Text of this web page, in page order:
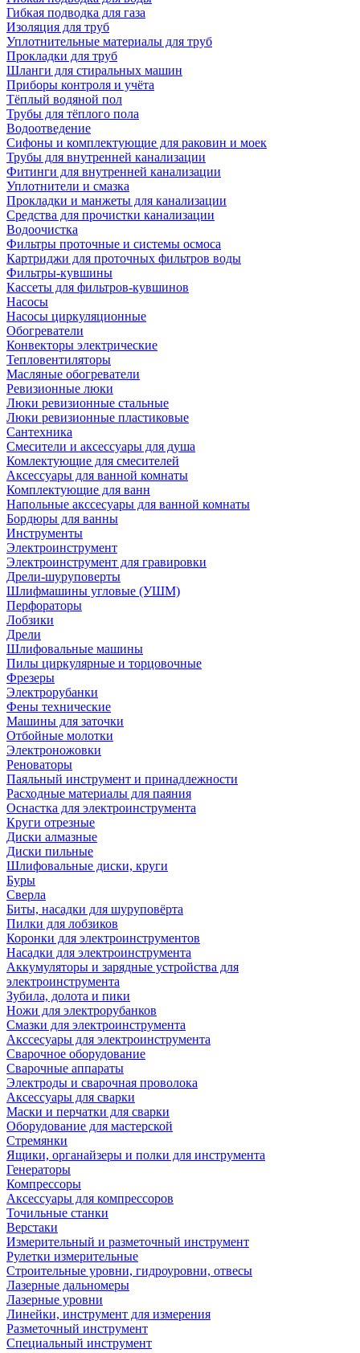
Гибкая подводка для газа
Изоляция для труб
Уплотнительные материалы для труб
Прокладки для труб
Шланги для стиральных машин
Приборы контроля и учёта
Тёплый водяной пол
Трубы для тёплого пола
Водоотведение
Сифоны и комплектующие для раковин и моек
Трубы для внутренней канализации
Фитинги для внутренней канализации
Уплотнители и смазка
Прокладки и манжеты для канализации
Средства для прочистки канализации
Водоочистка
Фильтры проточные и системы осмоса
Картриджи для проточных фильтров воды
Фильтры-кувшины
Кассеты для фильтров-кувшинов
Насосы
Насосы циркуляционные
Обогреватели
Конвекторы электрические
Тепловентиляторы
Масляные обогреватели
Ревизионные люки
Люки ревизионные стальные
Люки ревизионные пластиковые
Сантехника
Смесители и аксессуары для душа
Комлектующие для смесителей
Аксессуары для ванной комнаты
Комплектующие для ванн
Напольные акссесуары для ванной комнаты
Бордюры для ванны
Инструменты
Электроинструмент
Электроинструмент для гравировки
Дрели-шуруповерты
Шлифмашины угловые (УШМ)
Перфораторы
Лобзики
Дрели
Шлифовальные машины
Пилы циркулярные и торцовочные
Фрезеры
Электрорубанки
Фены технические
Машины для заточки
Отбойные молотки
Электроножовки
Реноваторы
Паяльный инструмент и принадлежности
Расходные материалы для паяния
Оснастка для электроинструмента
Круги отрезные
Диски алмазные
Диски пильные
Шлифовальные диски, круги
Буры
Сверла
Биты, насадки для шуруповёрта
Пилки для лобзиков
Коронки для электроинструментов
Насадки для электроинструмента
Аккумуляторы и зарядные устройства для
электроинструмента
Зубила, долота и пики
Ножи для электрорубанков
Смазки для электроинструмента
Акссесуары для электроинструмента
Сварочное оборудование
Сварочные аппараты
Электроды и сварочная проволока
Аксессуары для сварки
Маски и перчатки для сварки
Оборудование для мастерской
Стремянки
Ящики, органайзеры и полки для инструмента
Генераторы
Компрессоры
Аксессуары для компрессоров
Точильные станки
Верстаки
Измерительный и разметочный инструмент
Рулетки измерительные
Строительные уровни, гидроуровни, отвесы
Лазерные дальномеры
Лазерные уровни
Линейки, инструмент для измерения
Разметочный инструмент
Специальный инструмент